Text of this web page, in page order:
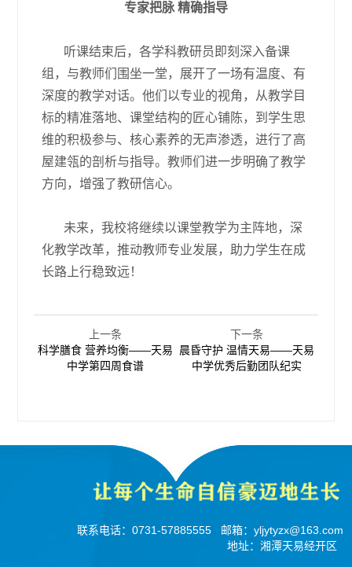
专家把脉 精确指导
听课结束后，各学科教研员即刻深入备课
组，与教师们围坐一堂，展开了一场有温度、有
深度的教学对话。他们以专业的视角，从教学目
标的精准落地、课堂结构的匠心铺陈，到学生思
维的积极参与、核心素养的无声渗透，进行了高
屋建瓴的剖析与指导。教师们进一步明确了教学
方向，增强了教研信心。
未来，我校将继续以课堂教学为主阵地，深
化教学改革，推动教师专业发展，助力学生在成
长路上行稳致远！
上一条
科学膳食 营养均衡——天易
中学第四周食谱
下一条
晨昏守护 温情天易——天易
中学优秀后勤团队纪实
联系电话： 0731-57885555邮箱： yljytyzx@163.com
地址：湘潭天易经开区